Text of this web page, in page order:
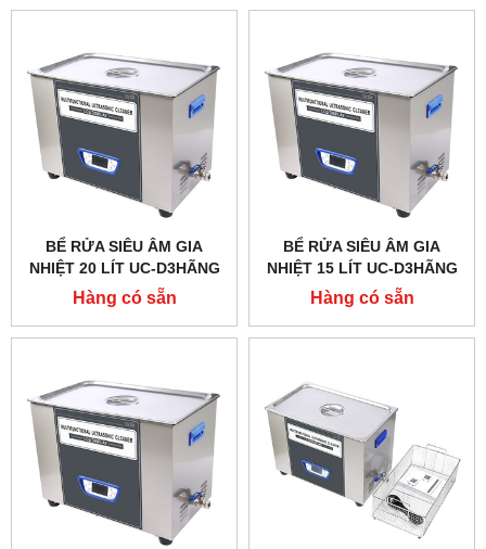
BỂ RỬA SIÊU ÂM GIA
NHIỆT 20 LÍT UC-D3HÃNG
TAISITELAB
Hàng có sẵn
BỂ RỬA SIÊU ÂM GIA
NHIỆT 15 LÍT UC-D3HÃNG
TAISITELAB
Hàng có sẵn